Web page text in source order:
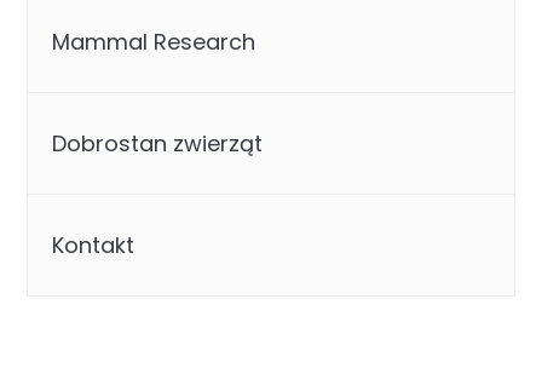
Mammal Research
Dobrostan zwierząt
Kontakt